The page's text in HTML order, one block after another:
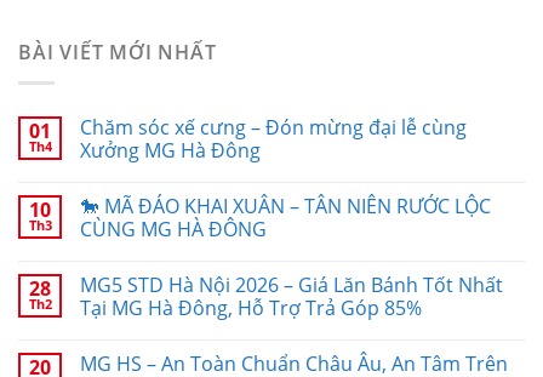
BÀI VIẾT MỚI NHẤT
01
Th4
Chăm sóc xế cưng – Đón mừng đại lễ cùng
Xưởng MG Hà Đông
10
Th3
🐎 MÃ ĐÁO KHAI XUÂN – TÂN NIÊN RƯỚC LỘC
CÙNG MG HÀ ĐÔNG
28
Th2
MG5 STD Hà Nội 2026 – Giá Lăn Bánh Tốt Nhất
Tại MG Hà Đông, Hỗ Trợ Trả Góp 85%
20
MG HS – An Toàn Chuẩn Châu Âu, An Tâm Trên